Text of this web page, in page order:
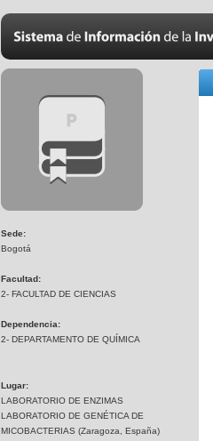
Sede:
Bogotá
Facultad:
2- FACULTAD DE CIENCIAS
Dependencia:
2- DEPARTAMENTO DE QUÍMICA
Lugar:
LABORATORIO DE ENZIMAS
LABORATORIO DE GENÉTICA DE
MICOBACTERIAS (Zaragoza, España)